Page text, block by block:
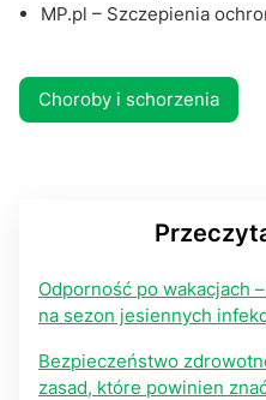
MP.pl – Szczepienia
Choroby i schorzenia
Odporność po wakacjach
na sezon jesiennych
Bezpieczeństwo
zasad, które powinien